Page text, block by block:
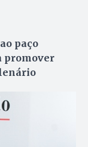
paço
promover